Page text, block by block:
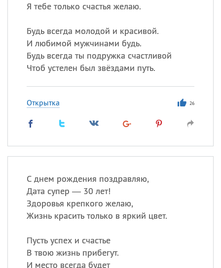
Я тебе только счастья желаю.
Будь всегда молодой и красивой.
И любимой мужчинами будь.
Будь всегда ты подружка счастливой
Чтоб устелен был звёздами путь.
Открытка 26
С днем рождения поздравляю,
Дата супер — 30 лет!
Здоровья крепкого желаю,
Жизнь красить только в яркий цвет.
Пусть успех и счастье
В твою жизнь прибегут.
И место всегда будет